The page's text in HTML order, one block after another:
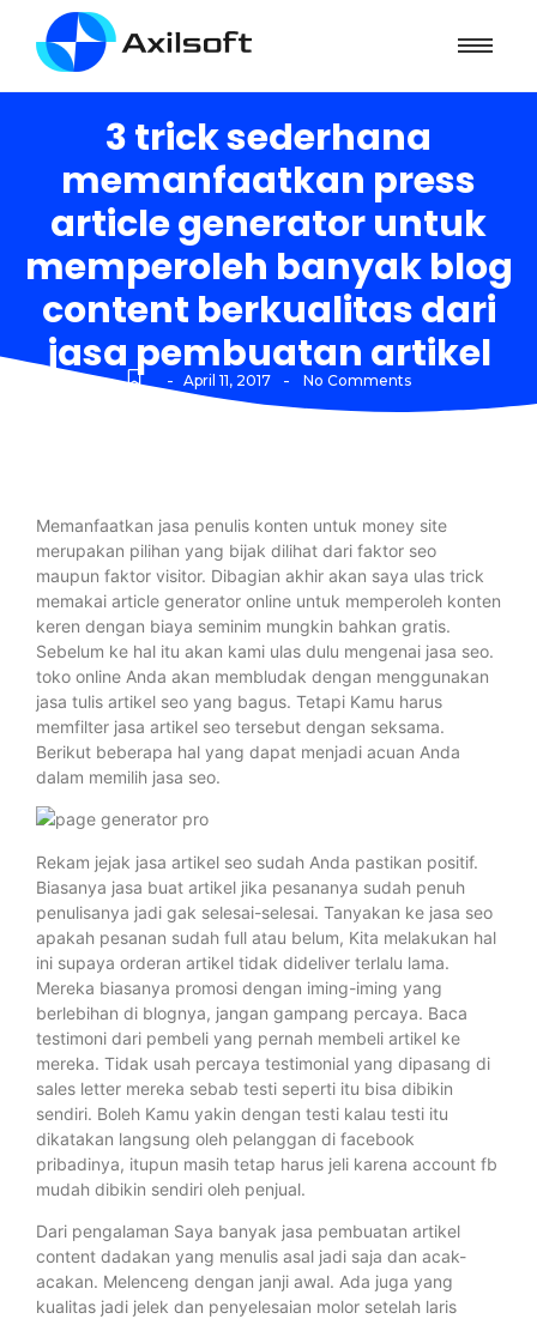
3 trick sederhana
memanfaatkan press
article generator untuk
memperoleh banyak blog
content berkualitas dari
jasa pembuatan artikel
- April 11, 2017 - No Comments
Memanfaatkan jasa penulis konten untuk money site
merupakan pilihan yang bijak dilihat dari faktor seo
maupun faktor visitor. Dibagian akhir akan saya ulas trick
memakai article generator online untuk memperoleh konten
keren dengan biaya seminim mungkin bahkan gratis.
Sebelum ke hal itu akan kami ulas dulu mengenai jasa seo.
toko online Anda akan membludak dengan menggunakan
jasa tulis artikel seo yang bagus. Tetapi Kamu harus
memfilter jasa artikel seo tersebut dengan seksama.
Berikut beberapa hal yang dapat menjadi acuan Anda
dalam memilih jasa seo.
Rekam jejak jasa artikel seo sudah Anda pastikan positif.
Biasanya jasa buat artikel jika pesananya sudah penuh
penulisanya jadi gak selesai-selesai. Tanyakan ke jasa seo
apakah pesanan sudah full atau belum, Kita melakukan hal
ini supaya orderan artikel tidak dideliver terlalu lama.
Mereka biasanya promosi dengan iming-iming yang
berlebihan di blognya, jangan gampang percaya. Baca
testimoni dari pembeli yang pernah membeli artikel ke
mereka. Tidak usah percaya testimonial yang dipasang di
sales letter mereka sebab testi seperti itu bisa dibikin
sendiri. Boleh Kamu yakin dengan testi kalau testi itu
dikatakan langsung oleh pelanggan di facebook
pribadinya, itupun masih tetap harus jeli karena account fb
mudah dibikin sendiri oleh penjual.
Dari pengalaman Saya banyak jasa pembuatan artikel
content dadakan yang menulis asal jadi saja dan acak-
acakan. Melenceng dengan janji awal. Ada juga yang
kualitas jadi jelek dan penyelesaian molor setelah laris